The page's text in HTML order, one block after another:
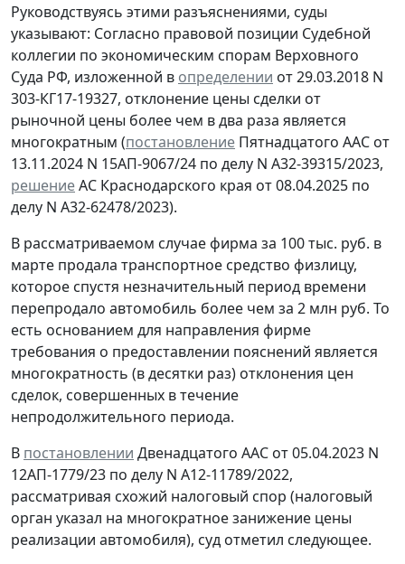
Руководствуясь этими разъяснениями, суды
указывают: Согласно правовой позиции Судебной
коллегии по экономическим спорам Верховного
Суда РФ, изложенной в определении от 29.03.2018 N
303-КГ17-19327, отклонение цены сделки от
рыночной цены более чем в два раза является
многократным (постановление Пятнадцатого ААС от
13.11.2024 N 15АП-9067/24 по делу N А32-39315/2023,
решениеАС Краснодарского края от 08.04.2025 по
делу N А32-62478/2023).
В рассматриваемом случае фирма за 100 тыс. руб. в
марте продала транспортное средство физлицу,
которое спустя незначительный период времени
перепродало автомобиль более чем за 2 млн руб. То
есть основанием для направления фирме
требования о предоставлении пояснений является
многократность (в десятки раз) отклонения цен
сделок, совершенных в течение
непродолжительного периода.
В постановлении Двенадцатого ААС от 05.04.2023 N
12АП-1779/23 по делу N А12-11789/2022,
рассматривая схожий налоговый спор (налоговый
орган указал на многократное занижение цены
реализации автомобиля), суд отметил следующее.